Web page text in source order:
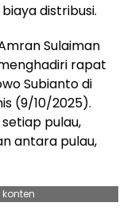
distribusi.
Sulaiman
rapat
Subianto di
(9/10/2025).
pulau,
antara pulau,